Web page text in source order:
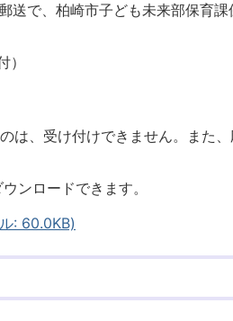
送で、柏崎市子ども未来部保育課
は、受け付けできません。また
ンロードできます。
: 60.0KB)